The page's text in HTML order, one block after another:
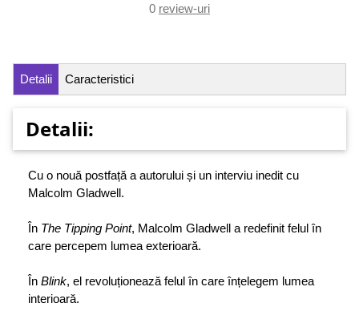
0 review-uri
Detalii Caracteristici
Detalii:
Cu o nouă postfață a autorului și un interviu inedit cu
Malcolm Gladwell.
În The Tipping Point, Malcolm Gladwell a redefinit felul în
care percepem lumea exterioară.
În Blink, el revoluționează felul în care înțelegem lumea
interioară.